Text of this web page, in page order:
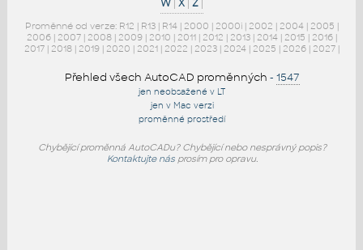
W | X | Z |
Proměnné od verze: R12 | R13 | R14 | 2000 | 2000i | 2002 | 2004 | 2005 |
2006 | 2007 | 2008 | 2009 | 2010 | 2011 | 2012 | 2013 | 2014 | 2015 | 2016 |
2017 | 2018 | 2019 | 2020 | 2021 | 2022 | 2023 | 2024 | 2025 | 2026 | 2027 |
Přehled všech AutoCAD proměnných - 1547
jen neobsažené v LT
jen v Mac verzi
proměnné prostředí
Chybějící proměnná AutoCADu? Chybějící nebo nesprávný popis?
Kontaktujte násprosím pro opravu.